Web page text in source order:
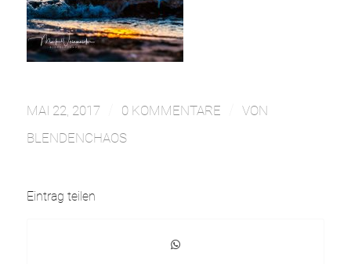
MAI 22, 2017 0 KOMMENTARE
VON
BLENDENCHAOS
Eintrag teilen